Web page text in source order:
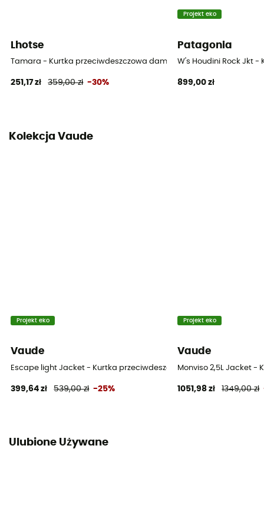
47% poliester z recyklingu - 53% poliester
Tak
Lhotse
Tamara - Kurtka przeciwdeszczowa damska
251,17 zł 359,00 zł -30%
Projekt eko
Patagonia
W's Houdini Rock Jkt
899,00 zł
Kolekcja Vaude
Projekt eko
Vaude
Escape light Jacket - Kurtka przeciwdeszczowa damska
399,64 zł 539,00 zł -25%
Projekt eko
Vaude
Monviso 2,5L Jacket -
1051,98 zł 1349,00 zł
Ulubione Używane